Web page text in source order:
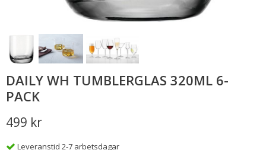
DAILY WH TUMBLERGLAS 320ML 6-
PACK
499 kr
Leveranstid 2-7 arbetsdagar